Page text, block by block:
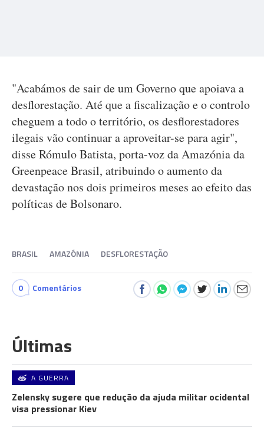
"Acabámos de sair de um Governo que apoiava a
desflorestação. Até que a fiscalização e o controlo
cheguem a todo o território, os desflorestadores
ilegais vão continuar a aproveitar-se para agir",
disse Rómulo Batista, porta-voz da Amazónia da
Greenpeace Brasil, atribuindo o aumento da
devastação nos dois primeiros meses ao efeito das
políticas de Bolsonaro.
BRASIL AMAZÓNIA DESFLORESTAÇÃO
0 Comentários
Últimas
A GUERRA
Zelensky sugere que redução da ajuda militar ocidental
visa pressionar Kiev